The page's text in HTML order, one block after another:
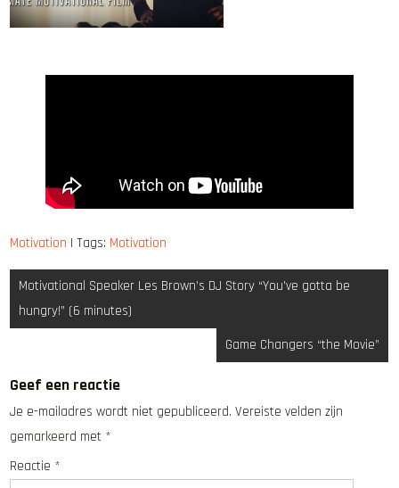
Motivation | Tags: Motivation
Bericht
navigatie
Motivational Speaker Les Brown’s DJ Story “You’ve gotta be
hungry!” (6 minutes)
Game Changers “the Movie”
Geef een reactie
Je e-mailadres wordt niet gepubliceerd. Vereiste velden zijn
gemarkeerd met *
Reactie *